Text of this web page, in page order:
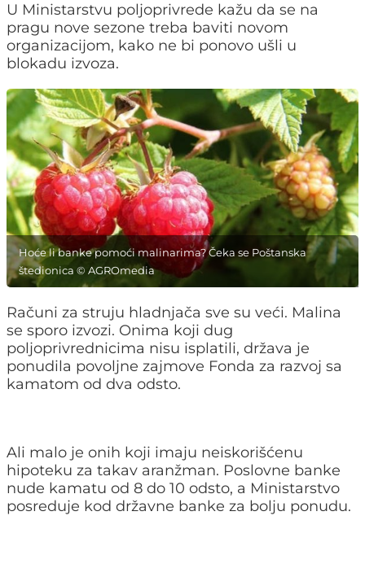
U Ministarstvu poljoprivrede kažu da se na
pragu nove sezone treba baviti novom
organizacijom, kako ne bi ponovo ušli u
blokadu izvoza.
Hoće li banke pomoći malinarima? Čeka se Poštanska
štedionica © AGROmedia
Računi za struju hladnjača sve su veći. Malina
se sporo izvozi. Onima koji dug
poljoprivrednicima nisu isplatili, država je
ponudila povoljne zajmove Fonda za razvoj sa
kamatom od dva odsto.
Ali malo je onih koji imaju neiskorišćenu
hipoteku za takav aranžman. Poslovne banke
nude kamatu od 8 do 10 odsto, a Ministarstvo
posreduje kod državne banke za bolju ponudu.